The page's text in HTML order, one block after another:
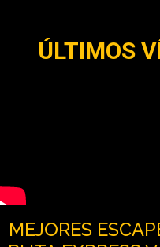
ÚLTIMOS
MEJORES